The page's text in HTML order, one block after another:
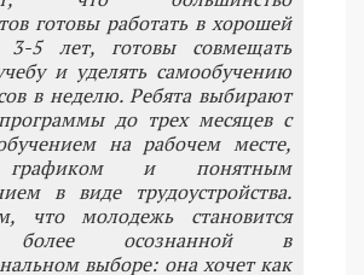
готовы работать в хорошей
3-5 лет, готовы совмещать
и уделять самообучению
в неделю. Ребята выбирают
до трех месяцев с
на рабочем месте,
и понятным
в виде трудоустройства.
что молодежь становится
более осознанной в
выборе: она хочет как